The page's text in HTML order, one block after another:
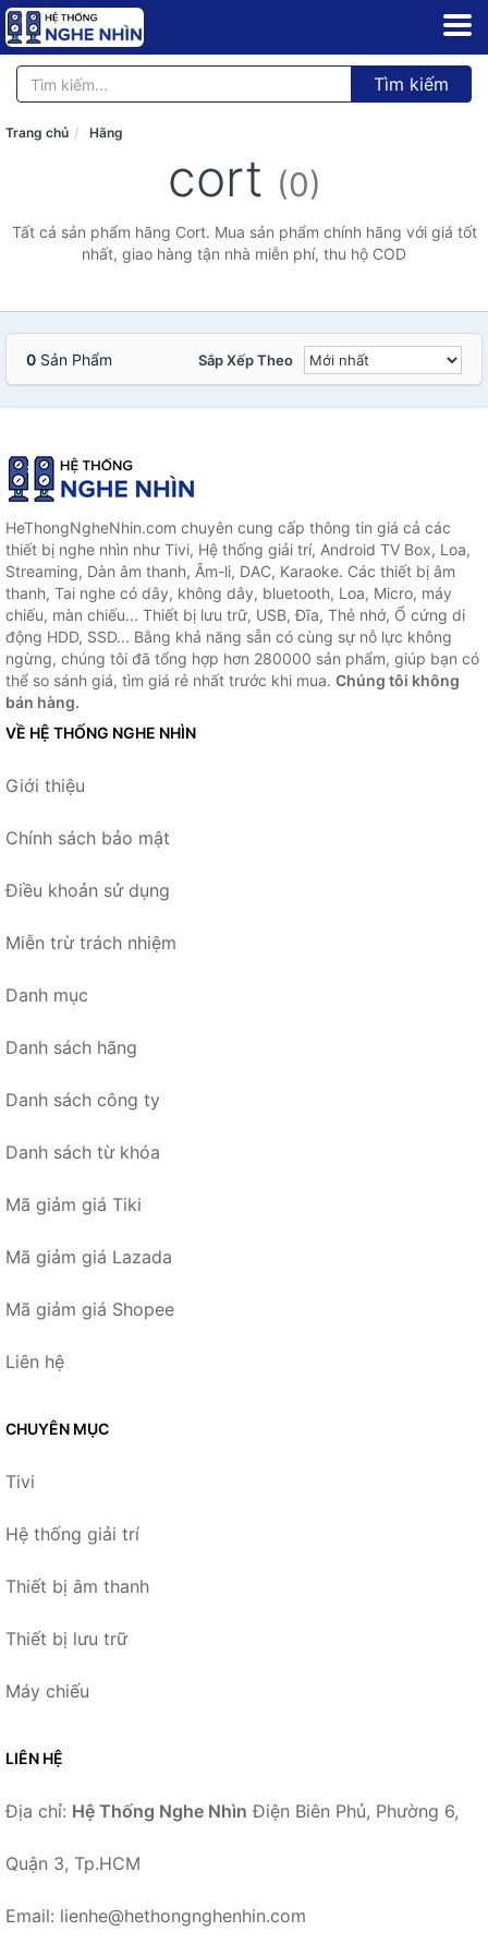
Tìm kiếm
Trang chủ Hãng
cort (0)
Tất cả sản phẩm hãng Cort. Mua sản phẩm chính hãng với giá tốt
nhất, giao hàng tận nhà miễn phí, thu hộ COD
0 Sản Phẩm Sắp Xếp Theo
HeThongNgheNhin.com chuyên cung cấp thông tin giá cả các
thiết bị nghe nhìn như Tivi, Hệ thống giải trí, Android TV Box, Loa,
Streaming, Dàn âm thanh, Âm-li, DAC, Karaoke. Các thiết bị âm
thanh, Tai nghe có dây, không dây, bluetooth, Loa, Micro, máy
chiếu, màn chiếu... Thiết bị lưu trữ, USB, Đĩa, Thẻ nhớ, Ổ cứng di
động HDD, SSD... Bằng khả năng sẵn có cùng sự nỗ lực không
ngừng, chúng tôi đã tổng hợp hơn 280000 sản phẩm, giúp bạn có
thể so sánh giá, tìm giá rẻ nhất trước khi mua. Chúng tôi không
bán hàng.
VỀ HỆ THỐNG NGHE NHÌN
Giới thiệu
Chính sách bảo mật
Điều khoản sử dụng
Miễn trừ trách nhiệm
Danh mục
Danh sách hãng
Danh sách công ty
Danh sách từ khóa
Mã giảm giá Tiki
Mã giảm giá Lazada
Mã giảm giá Shopee
Liên hệ
CHUYÊN MỤC
Tivi
Hệ thống giải trí
Thiết bị âm thanh
Thiết bị lưu trữ
Máy chiếu
LIÊN HỆ
Địa chỉ: Hệ Thống Nghe Nhìn Điện Biên Phủ, Phường 6,
Quận 3, Tp.HCM
Email: lienhe@hethongnghenhin.com